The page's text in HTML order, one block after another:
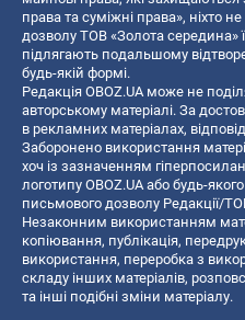
права та суміжні права», ніхто
дозволу ТОВ «Золота середина»
підлягають подальшому
будь-якій формі.
Редакція OBOZ.UA може не
авторському матеріалі. За
в рекламних матеріалах,
Заборонено використання
хоч із зазначенням
логотипу OBOZ.UA або будь-
письмового дозволу Редакції/
Незаконним використанням
копiювання, публiкацiя,
використання, переробка з
складу інших матеріалів,
та інші подібні зміни матеріалу.